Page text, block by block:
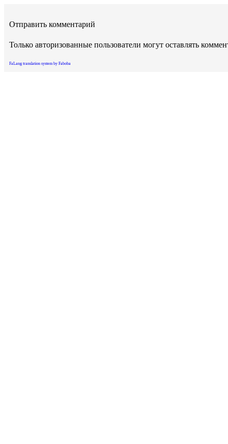
Отправить комментарий
Только авторизованные пользователи могут оставлять
FaLang translation system by Faboba